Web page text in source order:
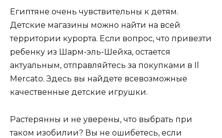
Египтяне очень чувствительны к детям.
Детские магазины можно найти на всей
территории курорта. Если вопрос, что привезти
ребенку из Шарм-эль-Шейха, остается
актуальным, отправляйтесь за покупками в Il
Mercato. Здесь вы найдете всевозможные
качественные детские игрушки.
Растерянны и не уверены, что выбрать при
таком изобилии? Вы не ошибетесь, если